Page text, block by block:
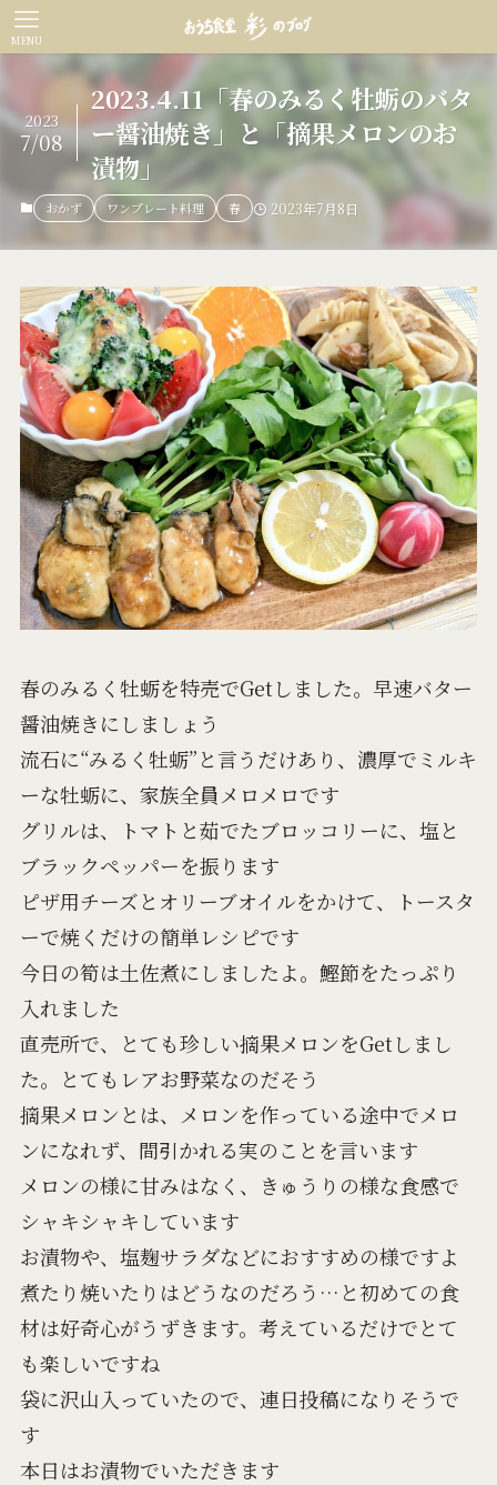
MENU
2023.4.11「春のみるく牡蛎のバタ
ー醤油焼き」と「摘果メロンのお
漬物」
2023
7/08
おかず ワンプレート料理 春 2023年7月8日
春のみるく牡蛎を特売でGetしました。早速バター
醤油焼きにしましょう
流石に“みるく牡蛎”と言うだけあり、濃厚でミルキ
ーな牡蛎に、家族全員メロメロです
グリルは、トマトと茹でたブロッコリーに、塩と
ブラックペッパーを振ります
ピザ用チーズとオリーブオイルをかけて、トースタ
ーで焼くだけの簡単レシピです
今日の筍は土佐煮にしましたよ。鰹節をたっぷり
入れました
直売所で、とても珍しい摘果メロンをGetしまし
た。とてもレアお野菜なのだそう
摘果メロンとは、メロンを作っている途中でメロ
ンになれず、間引かれる実のことを言います
メロンの様に甘みはなく、きゅうりの様な食感で
シャキシャキしています
お漬物や、塩麹サラダなどにおすすめの様ですよ
煮たり焼いたりはどうなのだろう…と初めての食
材は好奇心がうずきます。考えているだけでとて
も楽しいですね
袋に沢山入っていたので、連日投稿になりそうで
す
本日はお漬物でいただきます